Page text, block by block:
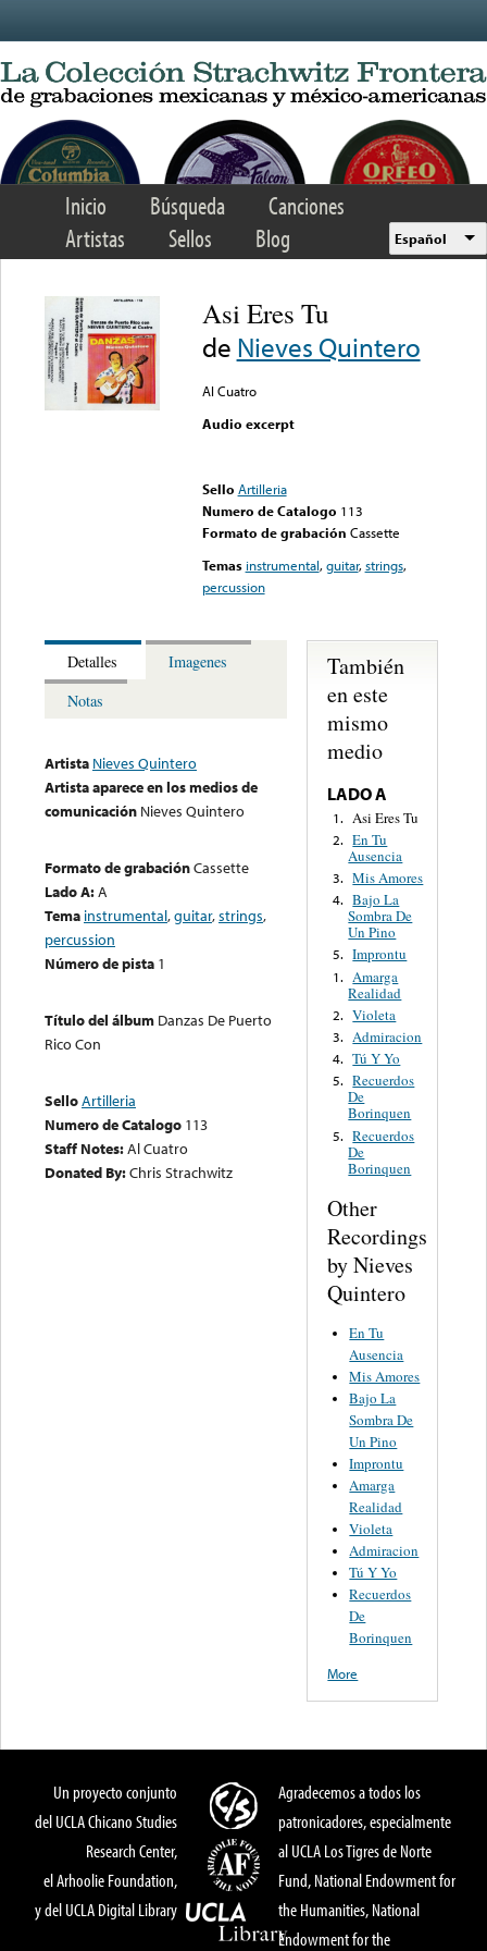
Inicio Búsqueda
Canciones
Artistas
Sellos Blog Español
Asi Eres Tu
de Nieves Quintero
Al Cuatro
Audio excerpt
Sello Artilleria
Numero de Catalogo 113
Formato de grabación Cassette
Temas instrumental,guitar,strings,
percussion
Detalles
Imagenes
Notas
Artista Nieves Quintero
Artista aparece en los medios de
comunicación Nieves Quintero
Formato de grabaciónCassette
Lado A:A
Tema instrumental,guitar,strings,
percussion
Número de pista 1
Título del álbum Danzas De Puerto
Rico Con
SelloArtilleria
Numero de Catalogo 113
Staff Notes:Al Cuatro
Donated By:Chris Strachwitz
También
en este
mismo
medio
LADO A
1. Asi Eres Tu
2. En Tu
Ausencia
3. Mis Amores
4. Bajo La
Sombra De
Un Pino
5. Improntu
1. Amarga
Realidad
2. Violeta
3. Admiracion
4. Tú Y Yo
5. Recuerdos
De
Borinquen
5. Recuerdos
De
Borinquen
Other
Recordings
by Nieves
Quintero
En Tu
Ausencia
Mis Amores
Bajo La
Sombra De
Un Pino
Improntu
Amarga
Realidad
Violeta
Admiracion
Tú Y Yo
Recuerdos
De
Borinquen
More
Un proyecto conjunto
del UCLA Chicano Studies
Research Center,
el Arhoolie Foundation,
y del UCLA Digital Library
Agradecemos a todos los
patronicadores, especialmente
al UCLA Los Tigres de Norte
Fund, National Endowment for
the Humanities, National
Endowment for the